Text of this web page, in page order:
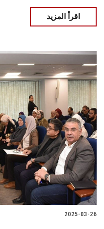
اقرأ المزيد
2025-03-26